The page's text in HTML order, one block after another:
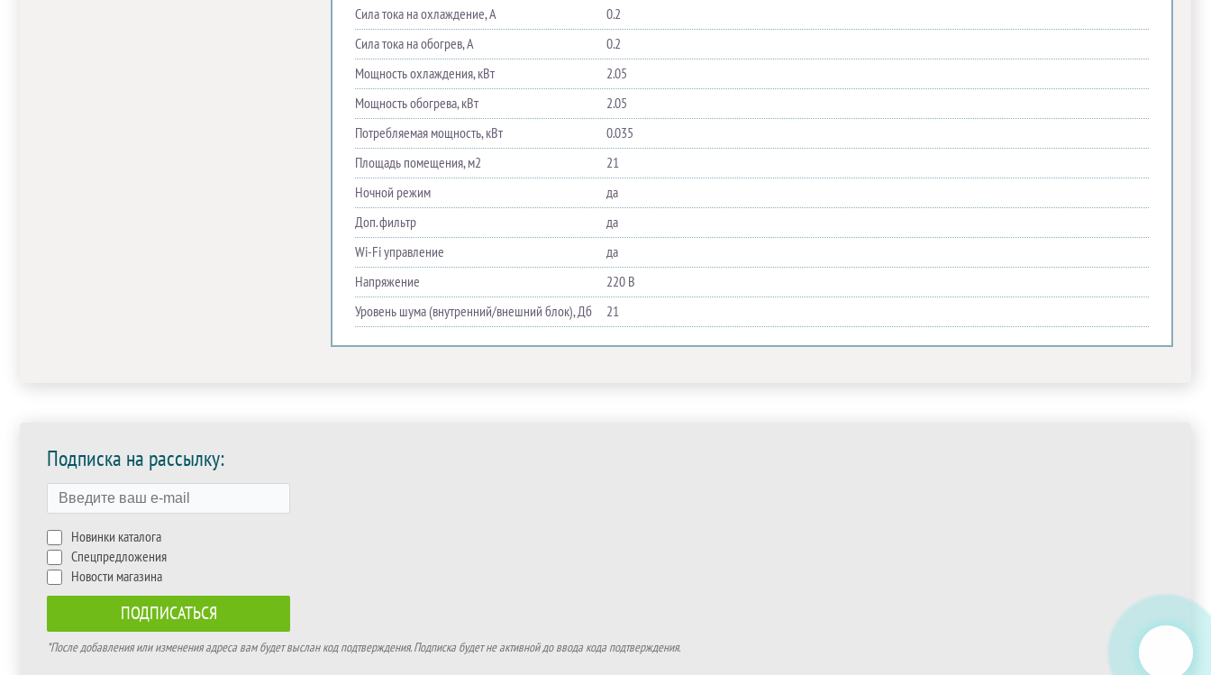
Сила тока на охлаждение, А
0.2
Сила тока на обогрев, А
0.2
Мощность охлаждения, кВт
2.05
Мощность обогрева, кВт
2.05
Потребляемая мощность, кВт
0.035
Площадь помещения, м2
21
Ночной режим
да
Доп. фильтр
да
Wi-Fi управление
да
Напряжение
220 В
Уровень шума (внутренний/внешний блок), Дб
21
Подписка на рассылку:
Новинки каталога
Спецпредложения
Новости магазина
*После добавления или изменения адреса вам будет выслан код подтверждения. Подписка будет не активной до ввода кода подтверждения.